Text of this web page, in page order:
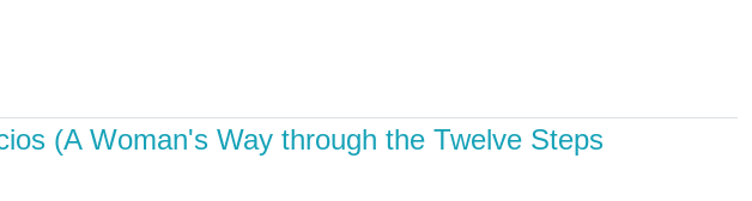
(A Woman's Way through the Twelve Steps